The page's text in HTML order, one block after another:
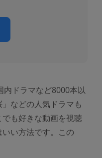
内ドラマなど8000本以
などの人気ドラマも
も好きな動画を視聴
い方法です。この